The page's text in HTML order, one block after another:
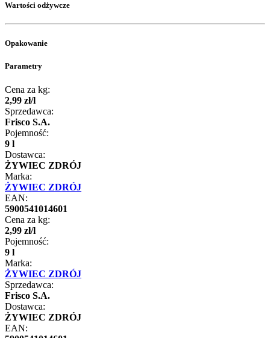
Wartości odżywcze
Opakowanie
Parametry
Cena za kg:
2,99 zł/l
Sprzedawca:
Frisco S.A.
Pojemność:
9 l
Dostawca:
ŻYWIEC ZDRÓJ
Marka:
ŻYWIEC ZDRÓJ
EAN:
5900541014601
Cena za kg:
2,99 zł/l
Pojemność:
9 l
Marka:
ŻYWIEC ZDRÓJ
Sprzedawca:
Frisco S.A.
Dostawca:
ŻYWIEC ZDRÓJ
EAN: